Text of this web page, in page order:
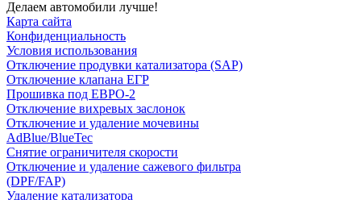
Делаем автомобили лучше!
Карта сайта
Конфиденциальность
Условия использования
Отключение продувки катализатора (SAP)
Отключение клапана ЕГР
Прошивка под ЕВРО-2
Отключение вихревых заслонок
Отключение и удаление мочевины
AdBlue/BlueTec
Снятие ограничителя скорости
Отключение и удаление сажевого фильтра
(DPF/FAP)
Удаление катализатора